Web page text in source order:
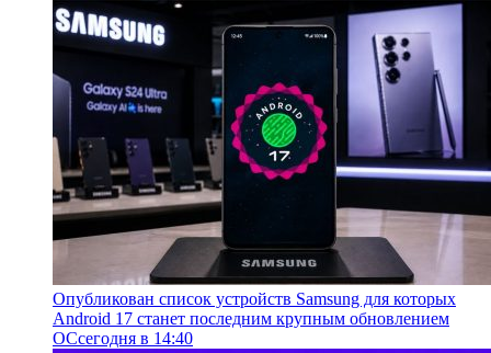
Опубликован список устройств Samsung для которых
Android 17 станет последним крупным обновлением
ОСсегодня в 14:40